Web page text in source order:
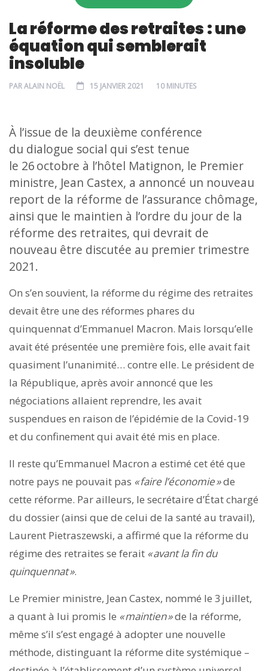
La réforme des retraites : une
équation qui semblerait
insoluble
PARALAIN NOËL 15 JANVIER 2021 10 MINUTES
À l’issue de la deuxième conférence
du dialogue social qui s’est tenue
le 26 octobre à l’hôtel Matignon, le Premier
ministre, Jean Castex, a annoncé un nouveau
report de la réforme de l’assurance chômage,
ainsi que le maintien à l’ordre du jour de la
réforme des retraites, qui devrait de
nouveau être discutée au premier trimestre
2021.
On s’en souvient, la réforme du régime des ­retraites
devait être une des réformes phares du
quinquennat d’Emmanuel Macron. Mais lorsqu’elle
avait été présentée une première fois, elle avait fait
quasiment l’unanimité… contre elle. Le président de
la République, après avoir annoncé que les
négociations allaient reprendre, les avait
suspendues en raison de l’épidémie de la Covid-19
et du confinement qui avait été mis en place.
Il reste qu’Emmanuel Macron a estimé cet été que
notre pays ne pouvait pas « faire l’économie »de
cette réforme. Par ailleurs, le secrétaire d’État chargé
du dossier (ainsi que de celui de la santé au travail),
Laurent Pietraszewski, a affirmé que la réforme du
régime des retraites se ferait « avant la fin du
quinquennat ».
Le Premier ministre, Jean Castex, nommé le 3 juillet,
a quant à lui promis le « maintien »de la réforme,
même s’il s’est engagé à adopter une nouvelle
méthode, distinguant la réforme dite systémique –